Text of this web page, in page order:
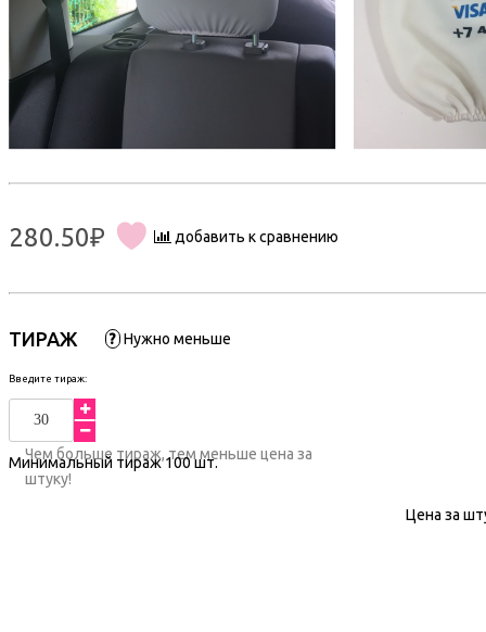
280.50₽ добавить к сравнению
ТИРАЖ ? Нужно меньше
Введите тираж:
Чем больше тираж, тем меньше цена за
штуку!
Минимальный тираж100шт.
Цена за